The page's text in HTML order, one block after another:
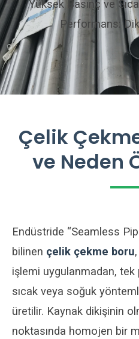
Yüksek Basınç ve
Performans:
Çelik
ve Neden
Endüstride “Seamless
bilinen çelik çekme boru
işlemi uygulanmadan,
sıcak veya soğuk
üretilir. Kaynak dikişinin
noktasında homojen bir